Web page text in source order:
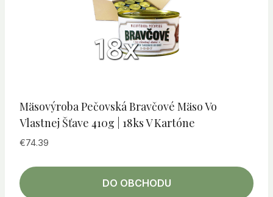
Mäsovýroba Pečovská Bravčové Mäso Vo
Vlastnej Šťave 410g | 18ks V Kartóne
€74.39
DO OBCHODU